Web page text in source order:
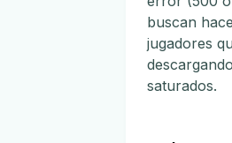
buscan
jugadores
saturados.